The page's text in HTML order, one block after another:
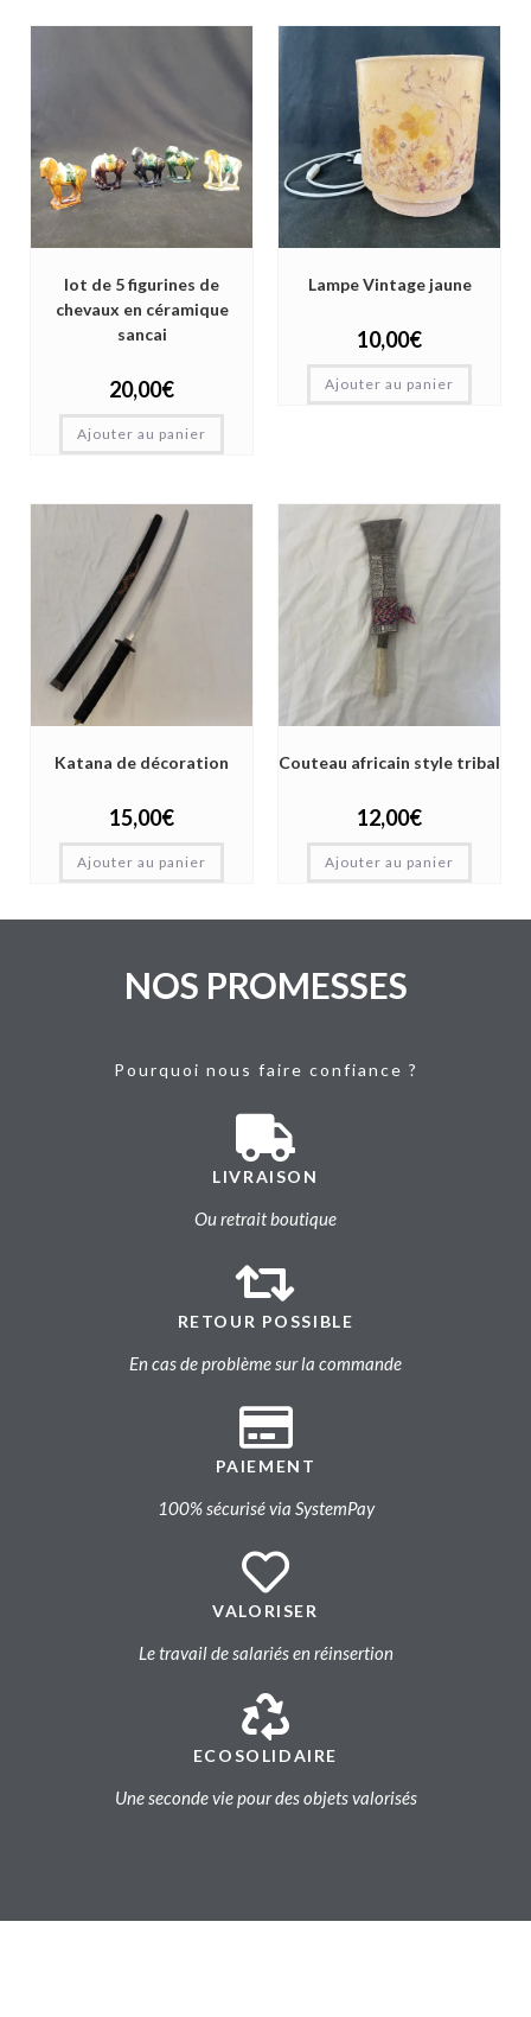
lot de 5 figurines de
chevaux en céramique
sancai
20,00€
Ajouter au panier
Lampe Vintage jaune
10,00€
Ajouter au panier
Katana de décoration
15,00€
Ajouter au panier
Couteau africain style tribal
12,00€
Ajouter au panier
NOS PROMESSES
Pourquoi nous faire confiance ?
LIVRAISON
Ou retrait boutique
RETOUR POSSIBLE
En cas de problème sur la commande
PAIEMENT
100% sécurisé via SystemPay
VALORISER
Le travail de salariés en réinsertion
ECOSOLIDAIRE
Une seconde vie pour des objets valorisés